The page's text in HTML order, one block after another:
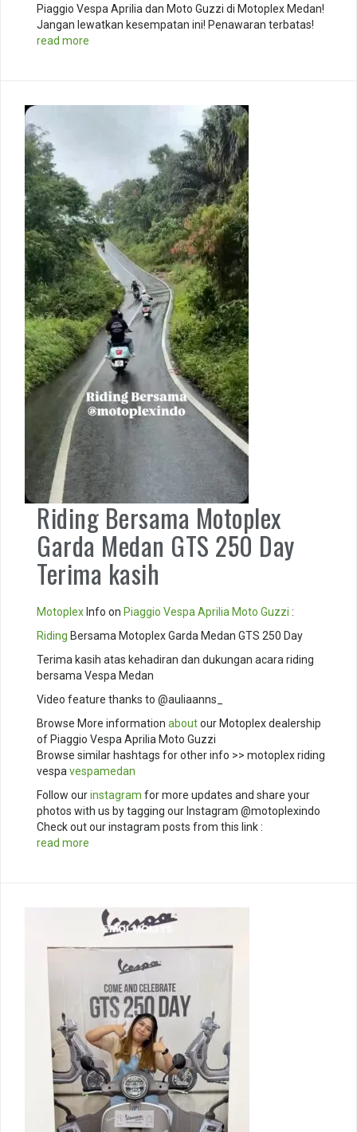
Piaggio Vespa Aprilia dan Moto Guzzi di Motoplex Medan!
Jangan lewatkan kesempatan ini! Penawaran terbatas!
read more
Riding Bersama Motoplex
Garda Medan GTS 250 Day
Terima kasih
MotoplexInfo on Piaggio Vespa Aprilia Moto Guzzi :
Riding Bersama Motoplex Garda Medan GTS 250 Day
Terima kasih atas kehadiran dan dukungan acara riding
bersama Vespa Medan
Video feature thanks to @auliaanns_
Browse More information aboutour Motoplex dealership
of Piaggio Vespa Aprilia Moto Guzzi
Browse similar hashtags for other info >> motoplex riding
vespa vespamedan
Follow ourinstagram for more updates and share your
photos with us by tagging our Instagram @motoplexindo
Check out our instagram posts from this link :
read more